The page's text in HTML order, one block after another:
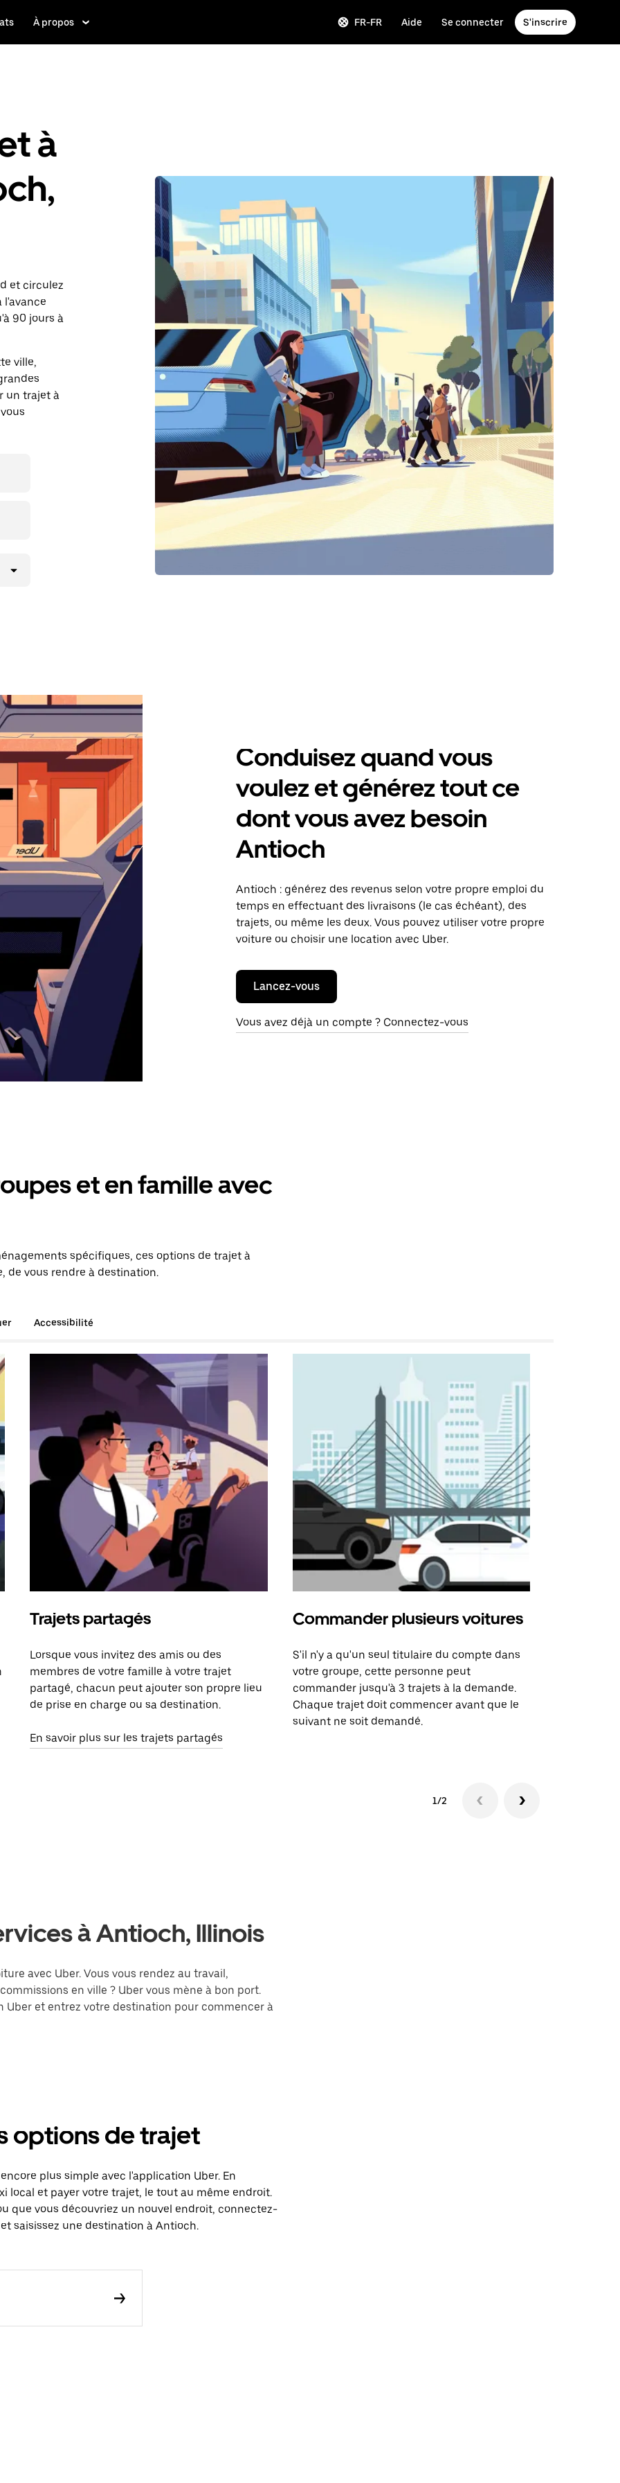
À propos FR-FR Aide Se connecter S'inscrire
à
et circulez
l'avance
90 jours à
ville,
un trajet à
Conduisez quand vous
voulez et générez tout ce
dont vous avez besoin
Antioch
Antioch : générez des revenus selon votre propre emploi du
temps en effectuant des livraisons (le cas échéant), des
trajets, ou même les deux. Vous pouvez utiliser votre propre
voiture ou choisir une location avec Uber.
Lancez-vous
Vous avez déjà un compte ? Connectez-vous
et en famille avec
spécifiques, ces options de trajet à
de vous rendre à destination.
Accessibilité
Trajets partagés
Lorsque vous invitez des amis ou des
membres de votre famille à votre trajet
partagé, chacun peut ajouter son propre lieu
de prise en charge ou sa destination.
En savoir plus sur les trajets partagés
Commander plusieurs voitures
S'il n'y a qu'un seul titulaire du compte dans
votre groupe, cette personne peut
commander jusqu'à 3 trajets à la demande.
Chaque trajet doit commencer avant que le
suivant ne soit demandé.
1/2
à Antioch, Illinois
avec Uber. Vous vous rendez au travail,
en ville ? Uber vous mène à bon port.
Uber et entrez votre destination pour commencer à
options de trajet
plus simple avec l'application Uber. En
local et payer votre trajet, le tout au même endroit.
que vous découvriez un nouvel endroit, connectez-
saisissez une destination à Antioch.